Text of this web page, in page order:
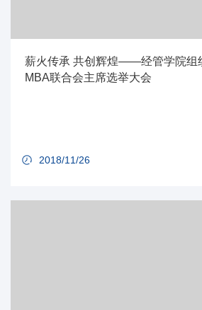
薪火传承 共创辉煌——经管学院组
MBA联合会主席选举大会
2018/11/26